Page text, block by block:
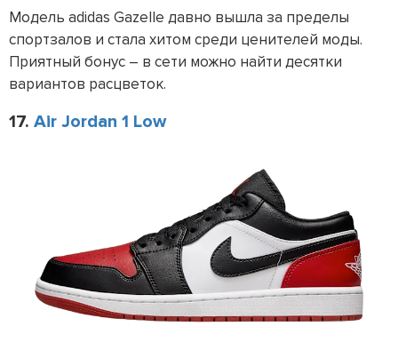
Модель adidas Gazelle давно вышла за пределы
спортзалов и стала хитом среди ценителей моды.
Приятный бонус – в сети можно найти десятки
вариантов расцветок.
17. Air Jordan 1 Low